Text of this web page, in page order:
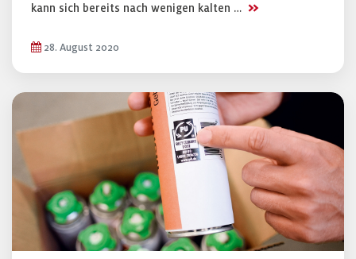
kann sich bereits nach wenigen kalten … >>
28. August 2020